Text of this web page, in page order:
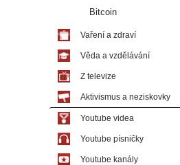
Bitcoin
Vaření a zdraví
Věda a vzdělávání
Z televize
Aktivismus a neziskovky
Youtube videa
Youtube písničky
Youtube kanály